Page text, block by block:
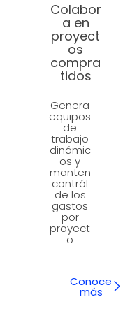
Colabor
a en
proyect
os
compra
tidos
Genera
equipos
de
trabajo
dinámic
os y
manten
contról
de los
gastos
por
proyect
o
Conoce
más